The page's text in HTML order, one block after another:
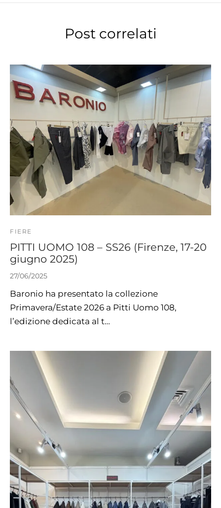
Post correlati
FIERE
PITTI UOMO 108 – SS26 (Firenze, 17-20
giugno 2025)
27/06/2025
Baronio ha presentato la collezione
Primavera/Estate 2026 a Pitti Uomo 108,
l’edizione dedicata al t…